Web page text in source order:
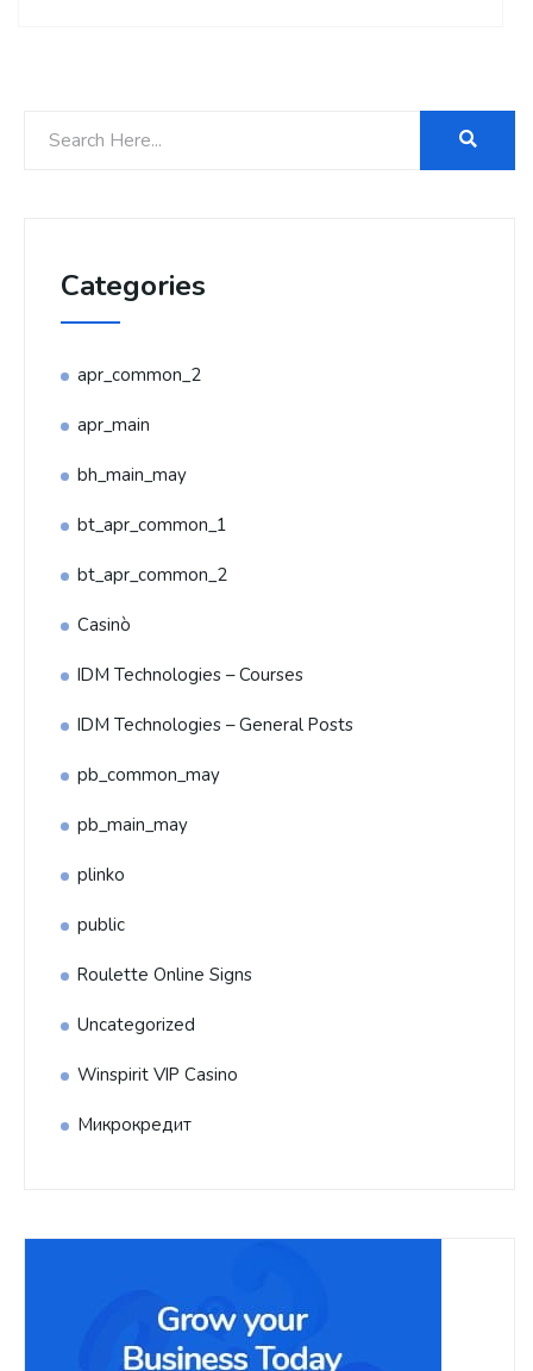
Categories
apr_common_2
apr_main
bh_main_may
bt_apr_common_1
bt_apr_common_2
Casinò
IDM Technologies – Courses
IDM Technologies – General Posts
pb_common_may
pb_main_may
plinko
public
Roulette Online Signs
Uncategorized
Winspirit VIP Casino
Микрокредит